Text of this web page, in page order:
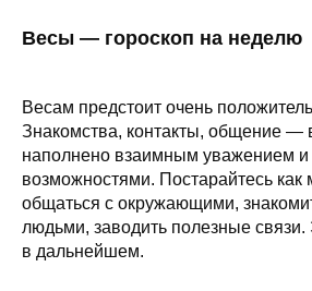
Весы — гороскоп на неделю
Весам предстоит очень
Знакомства, контакты, общение —
наполнено взаимным уважением и
возможностями. Постарайтесь
общаться с окружающими,
людьми, заводить полезные
в дальнейшем.